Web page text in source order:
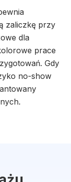
zaliczkę przy
dla
prace
Gdy
no-show